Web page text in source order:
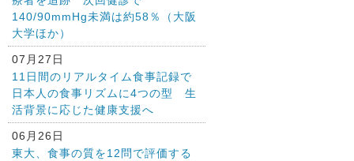
140/90mmHg未満は約58％（大阪
大学ほか）
07月27日
11日間のリアルタイム食事記録で
日本人の食事リズムに4つの型 生
活背景に応じた健康支援へ
06月26日
東大、食事の質を12問で評価する